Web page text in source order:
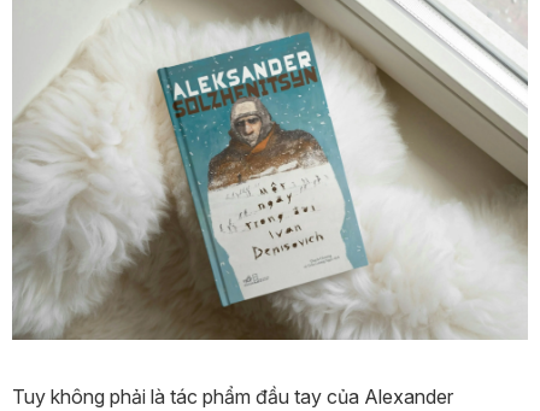
Tuy không phải là tác phẩm đầu tay của Alexander